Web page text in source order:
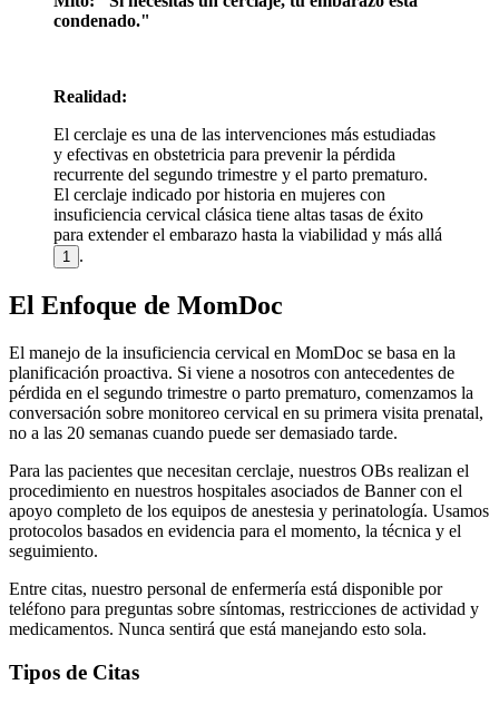
condenado."
Realidad:
El cerclaje es una de las intervenciones más estudiadas
y efectivas en obstetricia para prevenir la pérdida
recurrente del segundo trimestre y el parto prematuro.
El cerclaje indicado por historia en mujeres con
insuficiencia cervical clásica tiene altas tasas de éxito
para extender el embarazo hasta la viabilidad y más allá
1 .
El Enfoque de MomDoc
El manejo de la insuficiencia cervical en MomDoc se basa en la
planificación proactiva. Si viene a nosotros con antecedentes de
pérdida en el segundo trimestre o parto prematuro, comenzamos la
conversación sobre monitoreo cervical en su primera visita prenatal,
no a las 20 semanas cuando puede ser demasiado tarde.
Para las pacientes que necesitan cerclaje, nuestros OBs realizan el
procedimiento en nuestros hospitales asociados de Banner con el
apoyo completo de los equipos de anestesia y perinatología. Usamos
protocolos basados en evidencia para el momento, la técnica y el
seguimiento.
Entre citas, nuestro personal de enfermería está disponible por
teléfono para preguntas sobre síntomas, restricciones de actividad y
medicamentos. Nunca sentirá que está manejando esto sola.
Tipos de Citas